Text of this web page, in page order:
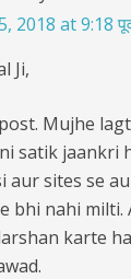
2018 at 9:18
Ji,
Mujhe
satik jaankri
aur sites se
bhi nahi milti.
karte